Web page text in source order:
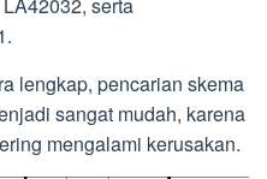
lengkap, pencarian skema
sangat mudah, karena
mengalami kerusakan.